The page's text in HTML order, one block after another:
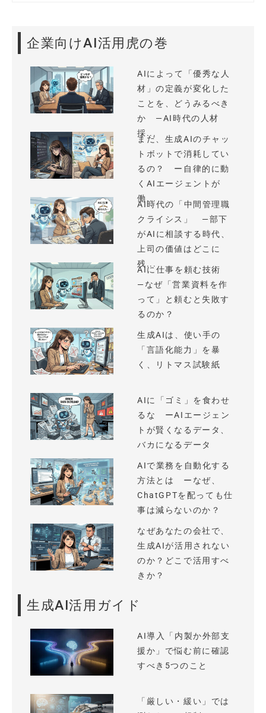
企業向けAI活用虎の巻
AIによって「優秀な人
材」の定義が変化した
ことを、どうみるべき
か —AI時代の人材
採...
まだ、生成AIのチャッ
トボットで消耗してい
るの？ ー自律的に動
くAIエージェントが
働...
AI時代の「中間管理職
クライシス」 —部下
がAIに相談する時代、
上司の価値はどこに
残...
AIに仕事を頼む技術
—なぜ「営業資料を作
って」と頼むと失敗す
るのか？
生成AIは、使い手の
「言語化能力」を暴
く、リトマス試験紙
AIに「ゴミ」を食わせ
るな ーAIエージェン
トが賢くなるデータ、
バカになるデータ
AIで業務を自動化する
方法とは ーなぜ、
ChatGPTを配っても仕
事は減らないのか？
なぜあなたの会社で、
生成AIが活用されない
のか？どこで活用すべ
きか？
生成AI活用ガイド
AI導入「内製か外部支
援か」で悩む前に確認
すべき5つのこと
「厳しい・緩い」では